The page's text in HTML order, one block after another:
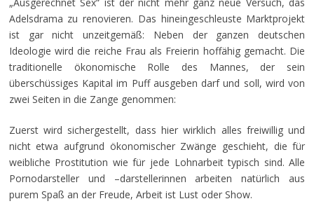
Adelsdrama zu renovieren. Das hineingeschleuste Marktprojekt
ist gar nicht unzeitgemäß: Neben der ganzen deutschen
Ideologie wird die reiche Frau als Freierin hoffähig gemacht. Die
traditionelle ökonomische Rolle des Mannes, der sein
überschüssiges Kapital im Puff ausgeben darf und soll, wird von
zwei Seiten in die Zange genommen:
Zuerst wird sichergestellt, dass hier wirklich alles freiwillig und
nicht etwa aufgrund ökonomischer Zwänge geschieht, die für
weibliche Prostitution wie für jede Lohnarbeit typisch sind. Alle
Pornodarsteller und –darstellerinnen arbeiten natürlich aus
purem Spaß an der Freude, Arbeit ist Lust oder Show.